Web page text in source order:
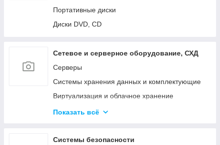
Портативные диски
Диски DVD, CD
Сетевое и серверное оборудование, СХД
Cерверы
Системы хранения данных и комплектующие
Виртуализация и облачное хранение
Активное сетевое
Показать всё
Системы безопасности